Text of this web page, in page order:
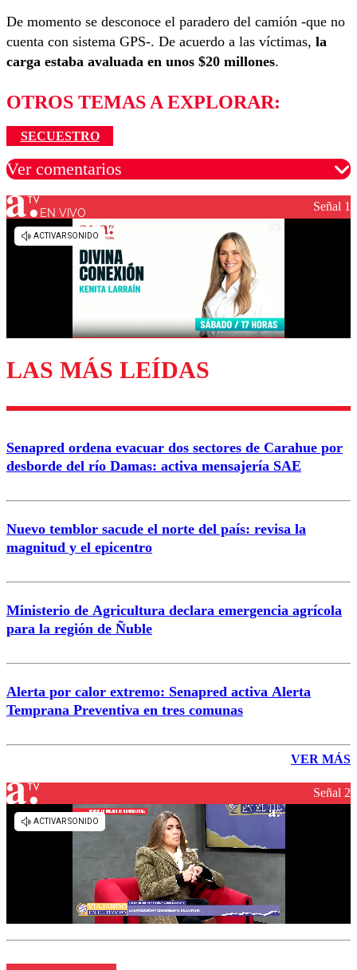
De momento se desconoce el paradero del camión -que no
cuenta con sistema GPS-. De acuerdo a las víctimas, la
carga estaba avaluada en unos $20 millones.
OTROS TEMAS A EXPLORAR:
SECUESTRO
Ver comentarios
Los comentarios son moderados para garantizar un
diálogo respetuoso.
Enviar comentario
EN VIVO Señal 1
LAS MÁS LEÍDAS
Senapred ordena evacuar dos sectores de Carahue por
desborde del río Damas: activa mensajería SAE
Nuevo temblor sacude el norte del país: revisa la
magnitud y el epicentro
Ministerio de Agricultura declara emergencia agrícola
para la región de Ñuble
Alerta por calor extremo: Senapred activa Alerta
Temprana Preventiva en tres comunas
VER MÁS
Señal 2